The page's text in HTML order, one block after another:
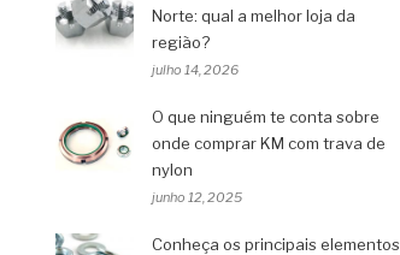
Norte: qual a melhor loja da
região?
julho 14, 2026
O que ninguém te conta sobre
onde comprar KM com trava de
nylon
junho 12, 2025
Conheça os principais elementos